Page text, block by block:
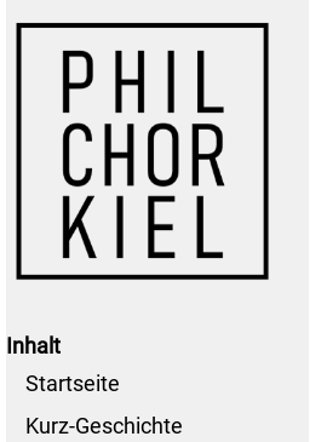
Inhalt
Startseite
Kurz-Geschichte